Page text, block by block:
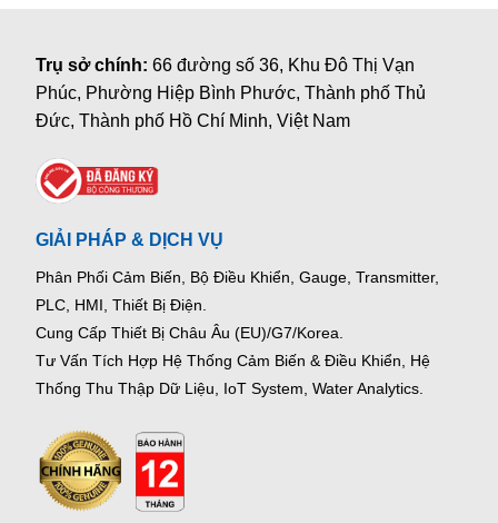
Trụ sở chính:66 đường số 36, Khu Đô Thị Vạn
Phúc, Phường Hiệp Bình Phước, Thành phố Thủ
Đức, Thành phố Hồ Chí Minh, Việt Nam
GIẢI PHÁP & DỊCH VỤ
Phân Phối Cảm Biến, Bộ Điều Khiển, Gauge, Transmitter,
PLC, HMI, Thiết Bị Điện.
Cung Cấp Thiết Bị Châu Âu (EU)/G7/Korea.
Tư Vấn Tích Hợp Hệ Thống Cảm Biến & Điều Khiển, Hệ
Thống Thu Thập Dữ Liệu, IoT System, Water Analytics.